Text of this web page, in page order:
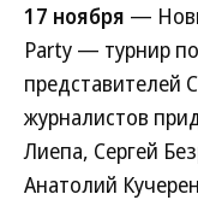
17 ноября —
Party — турнир
журналистов
Лиепа, Сергей
Анатолий